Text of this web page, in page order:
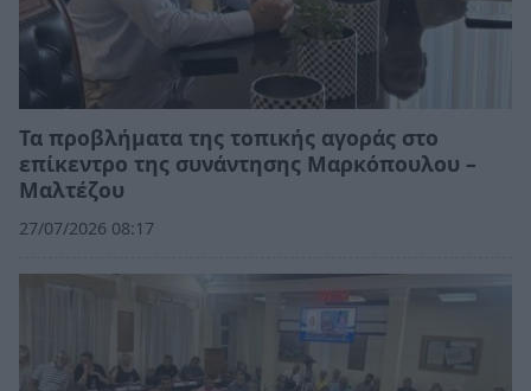
Τα προβλήματα της τοπικής αγοράς στο
επίκεντρο της συνάντησης Μαρκόπουλου –
Μαλτέζου
27/07/2026 08:17